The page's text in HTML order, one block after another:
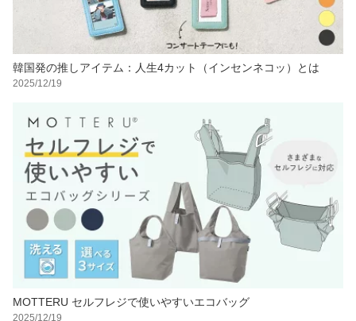
韓国発の推しアイテム：人生4カット（インセンネコッ）とは
2025/12/19
MOTTERU セルフレジで使いやすいエコバッグ
2025/12/19